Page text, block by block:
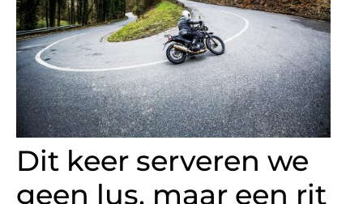
Dit keer serveren we
geen lus, maar een rit